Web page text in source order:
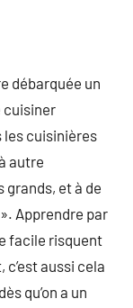
débarquée un
cuisiner
les cuisinières
autre
grands, et à de
Apprendre par
facile risquent
c’est aussi cela
qu’on a un